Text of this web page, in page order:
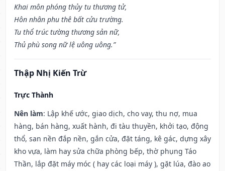
Khai môn phóng thủy tu thương tử,
Hôn nhân phu thê bất cửu trường.
Tu thổ trúc tường thương sản nữ,
Thủ phù song nữ lệ uông uông.”
Thập Nhị Kiến Trừ
Trực Thành
Nên làm: Lập khế ước, giao dịch, cho vay, thu nợ, mua
hàng, bán hàng, xuất hành, đi tàu thuyền, khởi tạo, động
thổ, san nền đắp nền, gắn cửa, đặt táng, kê gác, dựng xây
kho vựa, làm hay sửa chữa phòng bếp, thờ phụng Táo
Thần, lắp đặt máy móc ( hay các loại máy ), gặt lúa, đào ao